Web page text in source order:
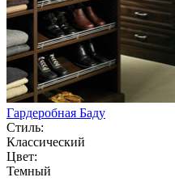
Гардеробная Баду
Стиль:
Классический
Цвет:
Темный